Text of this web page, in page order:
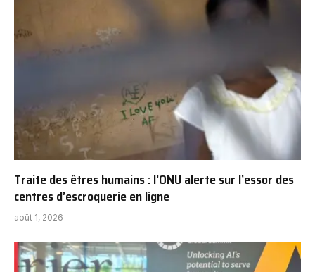
Traite des êtres humains : l’ONU alerte sur l’essor des
centres d’escroquerie en ligne
août 1, 2026